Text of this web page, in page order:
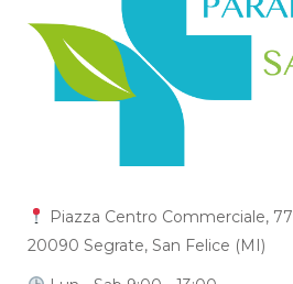
Piazza Centro Commerciale, 77
20090 Segrate, San Felice (MI)